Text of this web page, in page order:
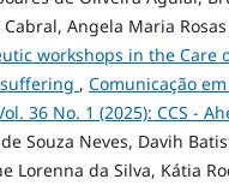
Cabral, Angela Maria
workshops in the Care
, Comunicação
36 No. 1 (2025): CCS -
Souza Neves, Davih
Lorenna da Silva, Kátia